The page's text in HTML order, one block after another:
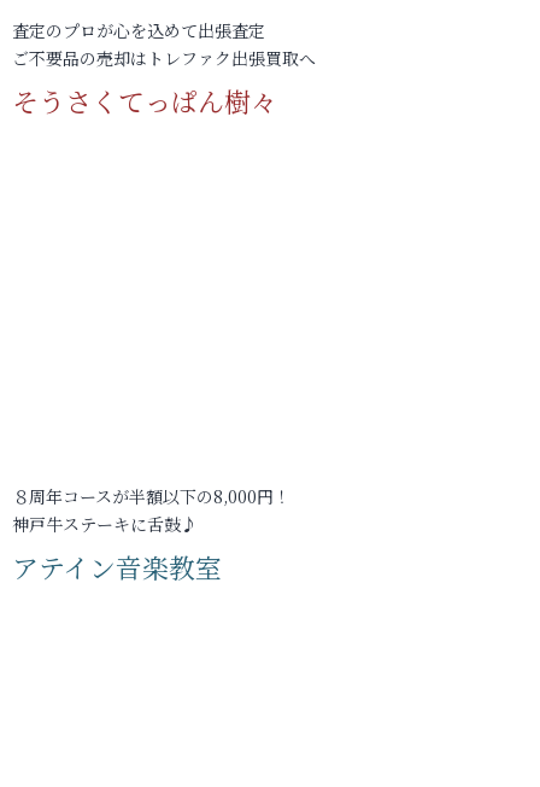
査定のプロが心を込めて出張査定
ご不要品の売却はトレファク出張買取へ
そうさくてっぱん樹々
８周年コースが半額以下の8,000円！
神戸牛ステーキに舌鼓♪
アテイン音楽教室